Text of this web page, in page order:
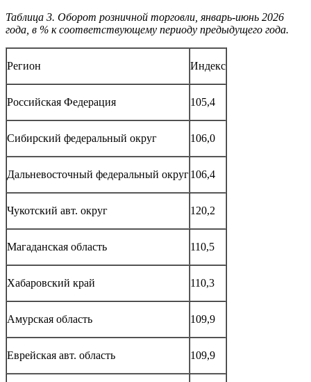
Таблица 3. Оборот розничной торговли, январь-июнь 2026
года, в % к соответствующему периоду предыдущего года.
Регион Индекс
Российская Федерация 105,4
Сибирский федеральный округ 106,0
Дальневосточный федеральный округ106,4
Чукотский авт. округ 120,2
Магаданская область 110,5
Хабаровский край 110,3
Амурская область 109,9
Еврейская авт. область 109,9